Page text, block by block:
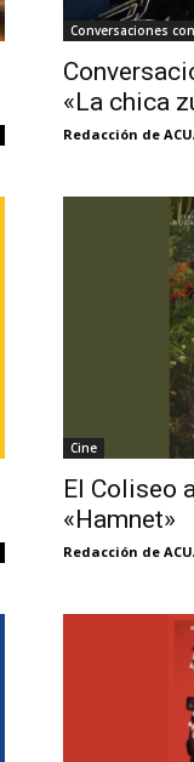
Conversaciones
«La chica
Redacción de
Cine
El Coliseo
«Hamnet»
Redacción de